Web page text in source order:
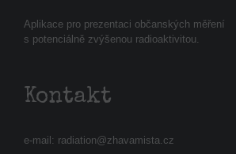
Aplikace pro prezentaci občanských měření
s potenciálně zvýšenou radioaktivitou.
Kontakt
e-mail: radiation@zhavamista.cz